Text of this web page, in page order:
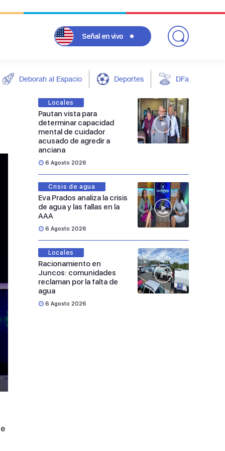
Señal en vivo
Deborah al Espacio Deportes DFarándula
Locales
Pautan vista para
determinar capacidad
mental de cuidador
acusado de agredir a
anciana
6 Agosto 2026
Crisis de agua
Eva Prados analiza la crisis
de agua y las fallas en la
AAA
6 Agosto 2026
Locales
Racionamiento en
Juncos: comunidades
reclaman por la falta de
agua
6 Agosto 2026